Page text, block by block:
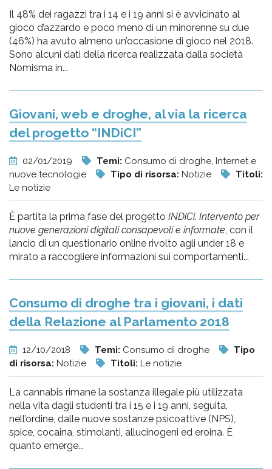
Il 48% dei ragazzi tra i 14 e i 19 anni si è avvicinato al
gioco d’azzardo e poco meno di un minorenne su due
(46%) ha avuto almeno un’occasione di gioco nel 2018.
Sono alcuni dati della ricerca realizzata dalla società
Nomisma in...
Giovani, web e droghe, al via la ricerca
del progetto “INDiCI”
02/01/2019 Temi: Consumo di droghe, Internet e
nuove tecnologie
Tipo di risorsa: Notizie
Titoli:
Le notizie
È partita la prima fase del progetto INDiCi. Intervento per
nuove generazioni digitali consapevoli e informate, con il
lancio di un questionario online rivolto agli under 18 e
mirato a raccogliere informazioni sui comportamenti...
Consumo di droghe tra i giovani, i dati
della Relazione al Parlamento 2018
12/10/2018 Temi: Consumo di droghe
Tipo
di risorsa: Notizie Titoli: Le notizie
La cannabis rimane la sostanza illegale più utilizzata
nella vita dagli studenti tra i 15 e i 19 anni, seguita,
nell’ordine, dalle nuove sostanze psicoattive (NPS),
spice, cocaina, stimolanti, allucinogeni ed eroina. È
quanto emerge...